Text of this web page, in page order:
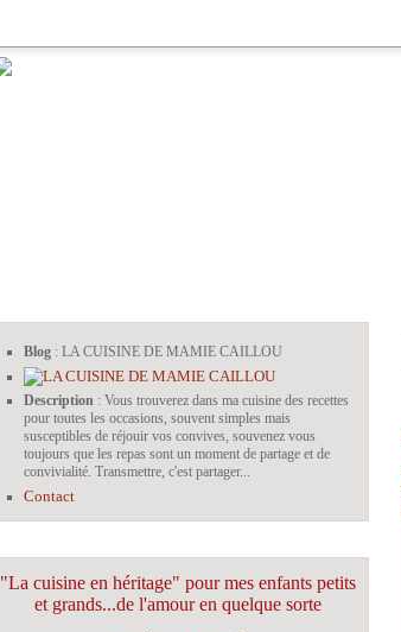
Blog : LA CUISINE DE MAMIE CAILLOU
Description : Vous trouverez dans ma cuisine des recettes
pour toutes les occasions, souvent simples mais
susceptibles de réjouir vos convives, souvenez vous
toujours que les repas sont un moment de partage et de
convivialité. Transmettre, c'est partager...
Contact
"La cuisine en héritage" pour mes enfants petits
et grands...de l'amour en quelque sorte